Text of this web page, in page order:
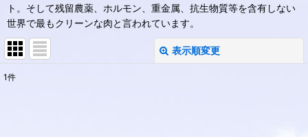
ト。そして残留農薬、ホルモン、重金属、抗生物質等を含有しない
世界で最もクリーンな肉と言われています。
表示順変更
1件